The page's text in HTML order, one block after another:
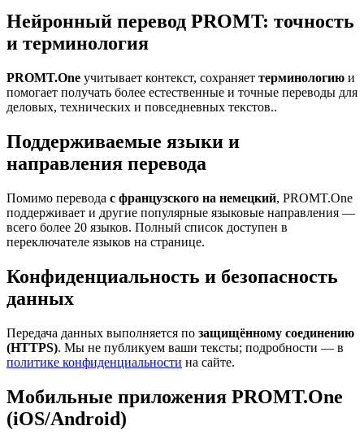
Нейронный перевод PROMT: точность
и терминология
PROMT.One учитывает контекст, сохраняет терминологию и
помогает получать более естественные и точные переводы для
деловых, технических и повседневных текстов..
Поддерживаемые языки и
направления перевода
Помимо перевода с французского на немецкий, PROMT.One
поддерживает и другие популярные языковые направления —
всего более 20 языков. Полный список доступен в
переключателе языков на странице.
Конфиденциальность и безопасность
данных
Передача данных выполняется по защищённому соединению
(HTTPS). Мы не публикуем ваши тексты; подробности — в
политике конфиденциальности на сайте.
Мобильные приложения PROMT.One
(iOS/Android)